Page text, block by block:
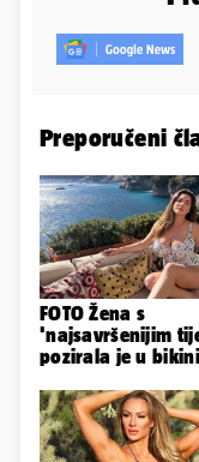
Preporučeni
FOTO Žena s
'najsavršenijim
pozirala je u
obline...